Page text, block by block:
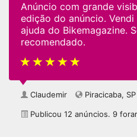
Anúncio com grande
edição do anúncio.
ajuda do Bikemagazine.
recomendado.
Claudemir Piracicaba, SP
Publicou 12 anúncios. 9